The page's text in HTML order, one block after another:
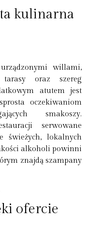
kulinarna
willami,
oraz szereg
atutem jest
oczekiwaniom
smakoszy.
serwowane
świeżych, lokalnych
alkoholi powinni
znajdą szampany
ofercie